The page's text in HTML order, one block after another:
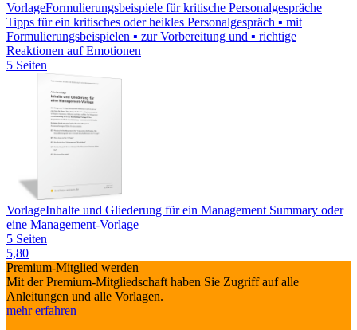
VorlageFormulierungsbeispiele für kritische Personalgespräche
Tipps für ein kritisches oder heikles Personalgespräch ▪ mit
Formulierungsbeispielen ▪ zur Vorbereitung und ▪ richtige
Reaktionen auf Emotionen
5 Seiten
VorlageInhalte und Gliederung für ein Management Summary oder
eine Management-Vorlage
5 Seiten
5,80
Premium-Mitglied werden
Mit der Premium-Mitgliedschaft haben Sie Zugriff auf alle
Anleitungen und alle Vorlagen.
mehr erfahren